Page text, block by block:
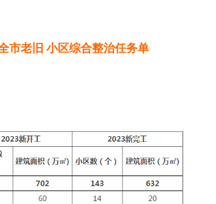
市老旧 小区综合整治任务单